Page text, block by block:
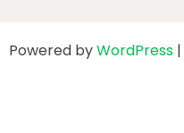
Powered byWordPress|